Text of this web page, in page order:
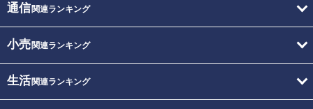
通信関連ランキング
小売関連ランキング
生活関連ランキング